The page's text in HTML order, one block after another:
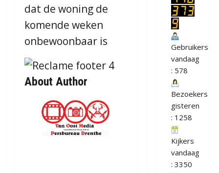
dat de woning de
komende weken
onbewoonbaar is
About Author
Gebruikers
vandaag
: 578
Bezoekers
gisteren
: 1258
Kijkers
vandaag
: 3350